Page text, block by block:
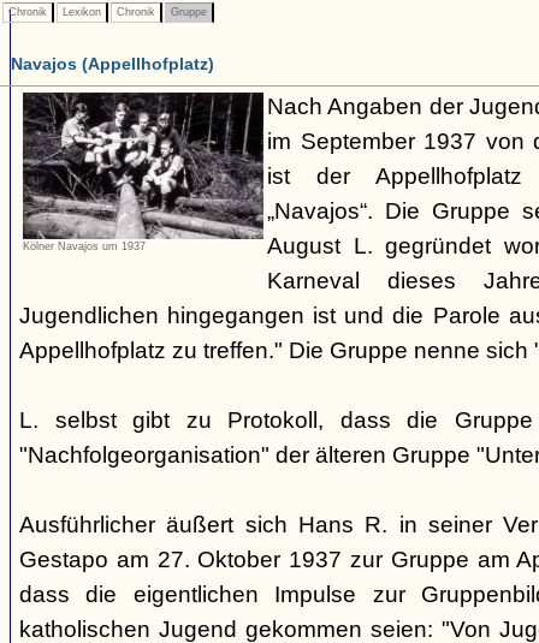
Chronik Lexikon Chronik Gruppe
Navajos (Appellhofplatz)
Kölner Navajos um 1937
Nach Angaben der
im September 1937 von
ist der
„Navajos“. Die Gruppe
August L. gegründet
Karneval dieses
Jugendlichen hingegangen ist und die Parole
Appellhofplatz zu treffen." Die Gruppe nenne sich
L. selbst gibt zu Protokoll, dass die Gruppe
"Nachfolgeorganisation" der älteren Gruppe
Ausführlicher äußert sich Hans R. in seiner
Gestapo am 27. Oktober 1937 zur Gruppe am
dass die eigentlichen Impulse zur
katholischen Jugend gekommen seien: "Von